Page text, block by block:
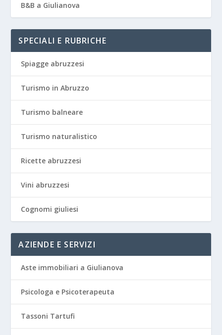
B&B a Giulianova
SPECIALI E RUBRICHE
Spiagge abruzzesi
Turismo in Abruzzo
Turismo balneare
Turismo naturalistico
Ricette abruzzesi
Vini abruzzesi
Cognomi giuliesi
AZIENDE E SERVIZI
Aste immobiliari a Giulianova
Psicologa e Psicoterapeuta
Tassoni Tartufi